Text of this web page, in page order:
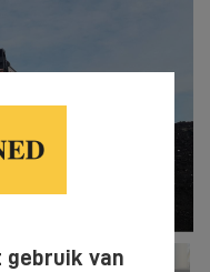
gebruik van